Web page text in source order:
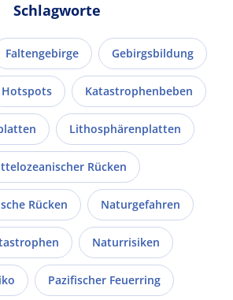
Schlagworte
Faltengebirge Gebirgsbildung
Hotspots Katastrophenbeben
Lithosphärenplatten
Rücken
Rücken Naturgefahren
Naturrisiken
Pazifischer Feuerring